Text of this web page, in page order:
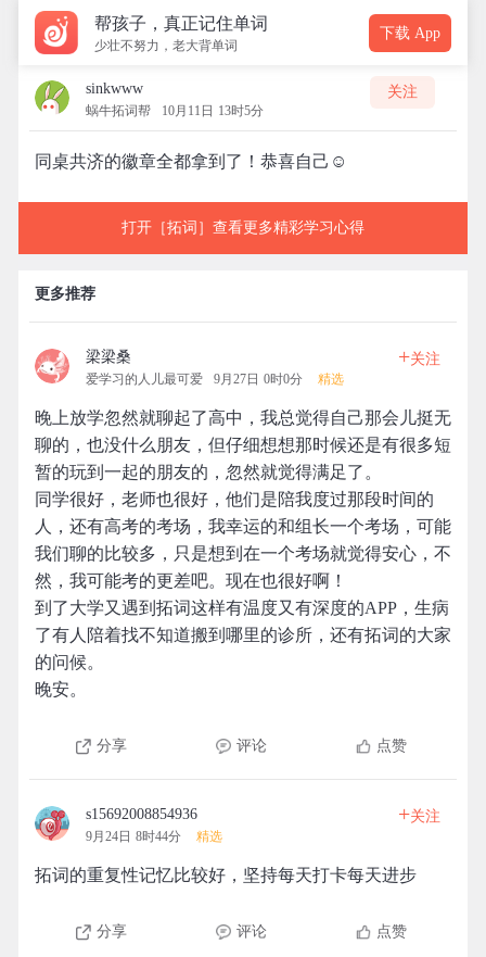
帮孩子，真正记住单词
少壮不努力，老大背单词
下载 App
sinkwww
蜗牛拓词帮 10月11日 13时5分
关注
同桌共济的徽章全都拿到了！恭喜自己☺️
打开［拓词］查看更多精彩学习心得
更多推荐
梁梁桑
爱学习的人儿最可爱 9月27日 0时0分 精选
+关注
晚上放学忽然就聊起了高中，我总觉得自己那会儿挺无
聊的，也没什么朋友，但仔细想想那时候还是有很多短
暂的玩到一起的朋友的，忽然就觉得满足了。
同学很好，老师也很好，他们是陪我度过那段时间的
人，还有高考的考场，我幸运的和组长一个考场，可能
我们聊的比较多，只是想到在一个考场就觉得安心，不
然，我可能考的更差吧。现在也很好啊！
到了大学又遇到拓词这样有温度又有深度的APP，生病
了有人陪着找不知道搬到哪里的诊所，还有拓词的大家
的问候。
晚安。
分享 评论 点赞
s15692008854936
9月24日 8时44分 精选
+关注
拓词的重复性记忆比较好，坚持每天打卡每天进步
分享 评论 点赞